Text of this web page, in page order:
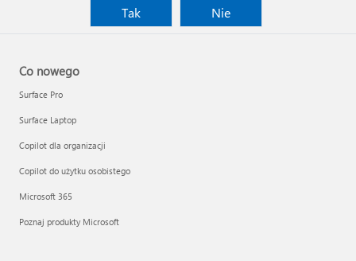
Tak
Nie
Co nowego
Surface Pro
Surface Laptop
Copilot dla organizacji
Copilot do użytku osobistego
Microsoft 365
Poznaj produkty Microsoft